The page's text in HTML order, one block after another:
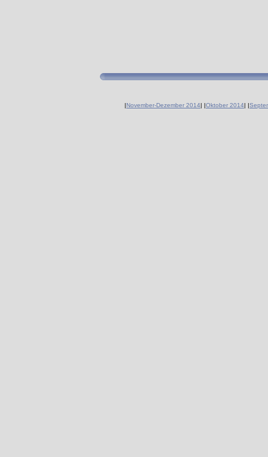
|November-Dezember 2014| |Oktober 2014| |